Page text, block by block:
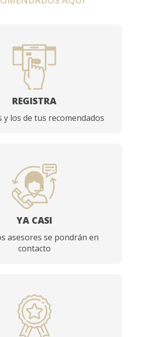
REGISTRA
y los de tus recomendados
YA CASI
asesores se pondrán en
contacto